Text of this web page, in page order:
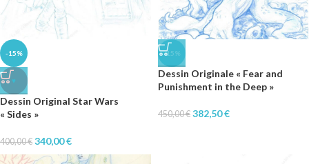
-15%
♥
Dessin Original Star Wars
« Sides »
400,00€ 340,00€
-15%
Dessin Originale « Fear and
Punishment in the Deep »
450,00€ 382,50€